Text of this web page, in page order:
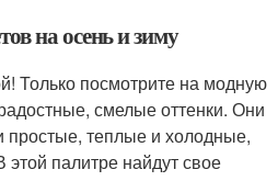
на осень и зиму
Только посмотрите на модную
смелые оттенки. Они
простые, теплые и холодные,
палитре найдут свое